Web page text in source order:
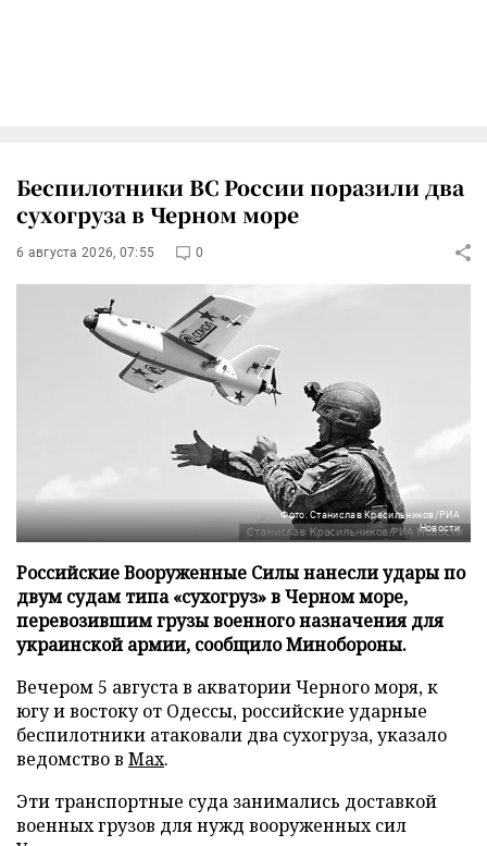
Беспилотники ВС России поразили два
сухогруза в Черном море
6 августа 2026, 07:55 0
Фото: Станислав Красильников/РИА
Новости
Российские Вооруженные Силы нанесли удары по
двум судам типа «сухогруз» в Черном море,
перевозившим грузы военного назначения для
украинской армии, сообщило Минобороны.
Вечером 5 августа в акватории Черного моря, к
югу и востоку от Одессы, российские ударные
беспилотники атаковали два сухогруза, указало
ведомство в Max.
Эти транспортные суда занимались доставкой
военных грузов для нужд вооруженных сил